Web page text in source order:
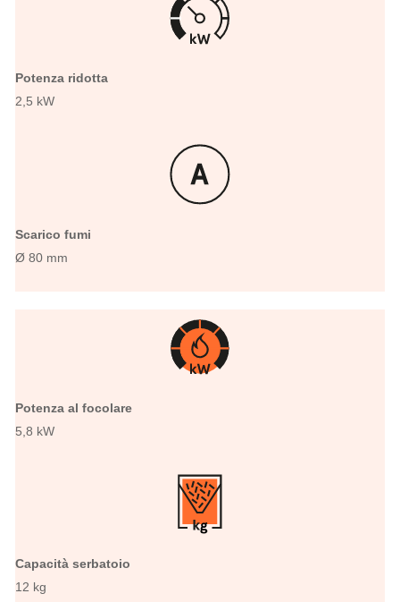
Potenza ridotta
2,5 kW
Scarico fumi
Ø 80 mm
Potenza al focolare
5,8 kW
Capacità serbatoio
12 kg